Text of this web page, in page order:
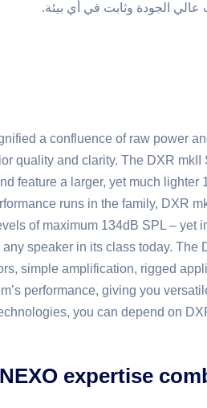
عالي الجودة وثابت في أي بيئة.
a confluence of raw power
quality and clarity. The DXR
feature a larger, yet much
runs in the family, DXR
of maximum 134dB SPL – yet
speaker in its class today.
simple amplification, rigged
performance, giving you
you can depend on
expertise